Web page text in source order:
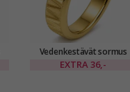
Vedenkestävät sormus
kullattu teräs
EXTRA36,-